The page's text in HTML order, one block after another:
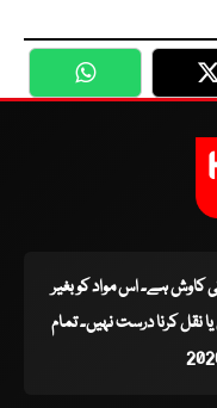
WhatsApp
کی کاوش ہے۔ اس مواد کو بغیر
کرنا درست نہیں۔ تمام